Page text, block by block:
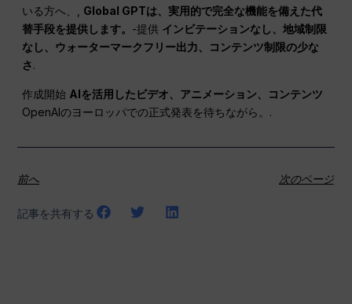
いる方へ、, Global GPTは、実用的で完全な機能を備えた代
替手段を提供します。 -提供 インビテーションなし、地域制限
なし、ウォーターマークフリー出力、コンテンツ制限の少な
さ.
作成開始 AIを活用したビデオ、アニメーション、コンテンツ
OpenAIのヨーロッパでの正式発表を待ちながら。.
前へ 次のページ
記事を共有する